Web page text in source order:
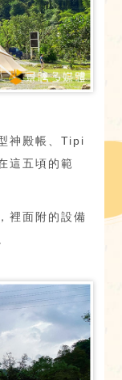
神殿帳、Tipi
這五頃的範
裡面附的設備